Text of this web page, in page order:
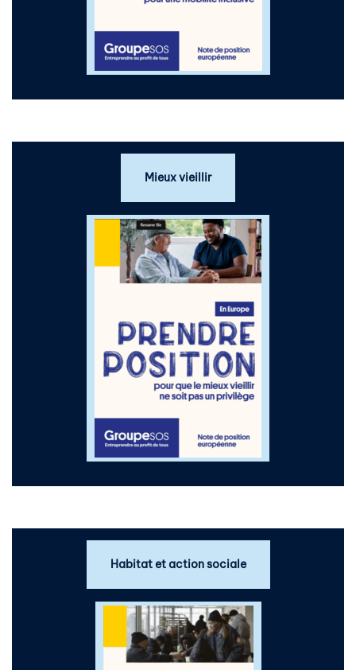
Mieux vieillir
Habitat et action sociale